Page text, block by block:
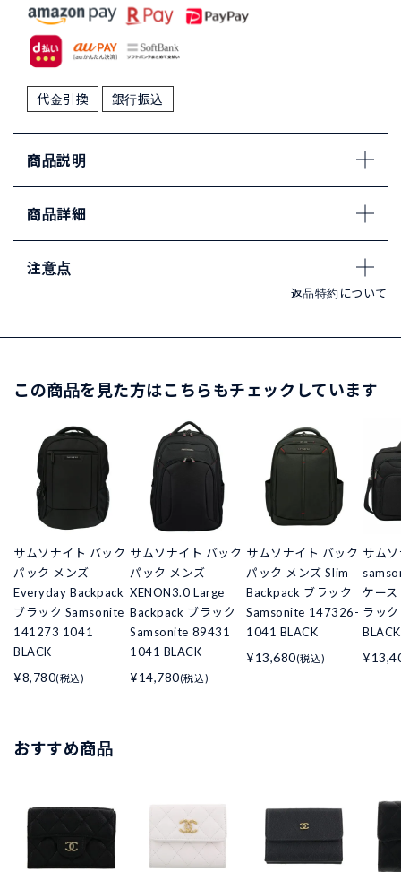
代金引換 銀行振込
商品説明
商品詳細
注意点
返品特約について
この商品を見た方はこちらもチェックしています
サムソナイト バック
パック メンズ
Everyday Backpack
ブラック Samsonite
141273 1041
BLACK
¥8,780(税込)
サムソナイト バック
パック メンズ
XENON3.0 Large
Backpack ブラック
Samsonite 89431
1041 BLACK
¥14,780(税込)
サムソナイト バック
パック メンズ Slim
Backpack ブラック
Samsonite 147326-
1041 BLACK
¥13,680(税込)
サム
ケー
ラッ
BLACK
おすすめ商品